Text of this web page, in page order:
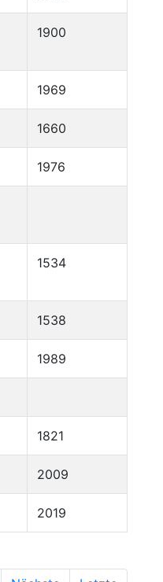
1900
1969
1660
1976
1534
1538
1989
1821
2009
2019